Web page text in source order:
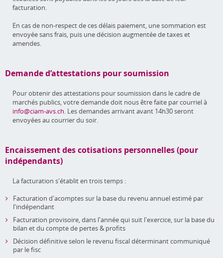
facturation.
En cas de non-respect de ces délais paiement, une sommation est
envoyée sans frais, puis une décision augmentée de taxes et
amendes.
Demande d’attestations pour soumission
Pour obtenir des attestations pour soumission dans le cadre de
marchés publics, votre demande doit nous être faite par courriel à
info@ciam-avs.ch. Les demandes arrivant avant 14h30 seront
envoyées au courrier du soir.
Encaissement des cotisations personnelles (pour
indépendants)
La facturation s'établit en trois temps :
Facturation d'acomptes sur la base du revenu annuel estimé par
l'indépendant
Facturation provisoire, dans l'année qui suit l'exercice, sur la base du
bilan et du compte de pertes & profits
Décision définitive selon le revenu fiscal déterminant communiqué
par le fisc